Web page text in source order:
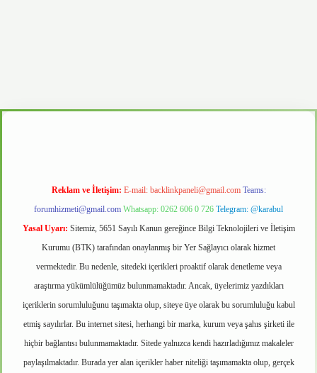
Reklam ve İletişim: E-mail: backlinkpaneli@gmail.com Teams:
forumhizmeti@gmail.com Whatsapp: 0262 606 0 726 Telegram: @karabul
Yasal Uyarı: Sitemiz, 5651 Sayılı Kanun gereğince Bilgi Teknolojileri ve İletişim
Kurumu (BTK) tarafından onaylanmış bir Yer Sağlayıcı olarak hizmet
vermektedir. Bu nedenle, sitedeki içerikleri proaktif olarak denetleme veya
araştırma yükümlülüğümüz bulunmamaktadır. Ancak, üyelerimiz yazdıkları
içeriklerin sorumluluğunu taşımakta olup, siteye üye olarak bu sorumluluğu kabul
etmiş sayılırlar. Bu internet sitesi, herhangi bir marka, kurum veya şahıs şirketi ile
hiçbir bağlantısı bulunmamaktadır. Sitede yalnızca kendi hazırladığımız makaleler
paylaşılmaktadır. Burada yer alan içerikler haber niteliği taşımamakta olup, gerçek